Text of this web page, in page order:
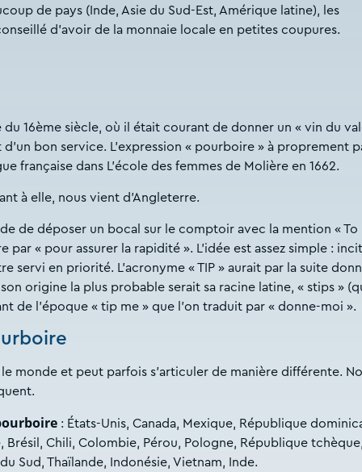
de pays (Inde, Asie du Sud-Est, Amérique latine), les
d’avoir de la monnaie locale en petites coupures.
du 16ème siècle, où il était courant de donner un « vin du
bon service. L’expression « pourboire » à proprement
française dans L’école des femmes de Molière en 1662.
à elle, nous vient d’Angleterre.
de déposer un bocal sur le comptoir avec la mention « To
par « pour assurer la rapidité ». L’idée est assez simple :
servi en priorité. L’acronyme « TIP » aurait par la suite
origine la plus probable serait sa racine latine, « stips »
de l’époque « tip me » que l’on traduit par « donne-moi ».
monde et peut parfois s’articuler de manière différente.
: États-Unis, Canada, Mexique, République
Brésil, Chili, Colombie, Pérou, Pologne, République tchèque,
Sud, Thaïlande, Indonésie, Vietnam, Inde.